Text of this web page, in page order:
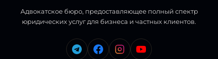
Адвокатское бюро, предоставляющее полный спектр
юридических услуг для бизнеса и частных клиентов.